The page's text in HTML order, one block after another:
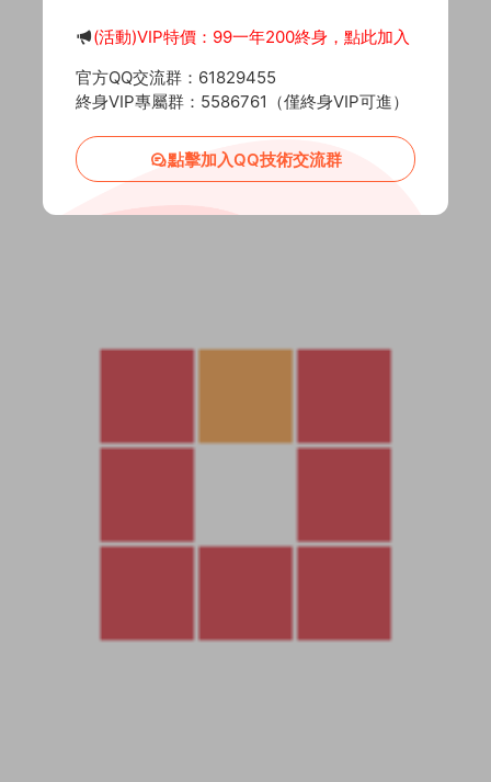
(活動)VIP特價：99一年200終身，點此加入
官方QQ交流群：61829455
終身VIP專屬群：5586761（僅終身VIP可進）
點擊加入QQ技術交流群